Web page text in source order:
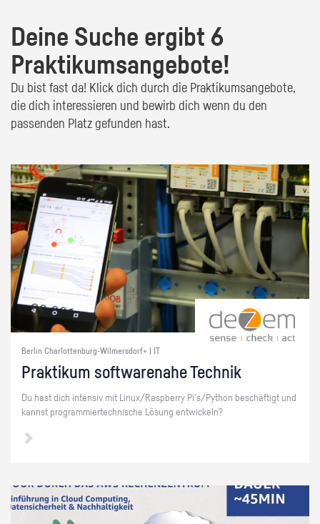
Deine Suche ergibt 6
Praktikumsangebote!
Du bist fast da! Klick dich durch die Praktikumsangebote,
die dich interessieren und bewirb dich wenn du den
passenden Platz gefunden hast.
Berlin Charlottenburg-Wilmersdorf+ | IT
Prak­ti­kum soft­ware­na­he Tech­nik
Du hast dich in­ten­siv mit Linux/Raspber­ry Pi's/Py­thon be­schäf­tigt und
kannst pro­gram­mier­tech­ni­sche Lö­sung ent­wi­ckeln?